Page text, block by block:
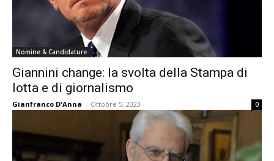
Nomine & Candidature
Giannini change: la svolta della Stampa di
lotta e di giornalismo
Gianfranco D'Anna - Ottobre 5, 2023 0